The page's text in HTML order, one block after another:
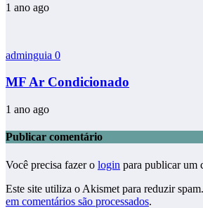
1 ano ago
adminguia 0
MF Ar Condicionado
1 ano ago
Publicar comentário
Você precisa fazer o login para publicar um
Este site utiliza o Akismet para reduzir spam.
em comentários são processados.